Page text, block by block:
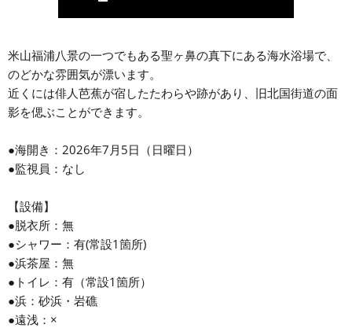
米山福浦八景の一つでもある聖ヶ鼻の真下にある海水浴場で、
のどかな雰囲気が漂います。
近くには俳人芭蕉が宿したたわらや跡があり、旧北国街道の面
影を偲ぶことができます。
●海開き：2026年7月5日（日曜日）
●監視員：なし
【設備】
●脱衣所：無
●シャワー：有(常設1箇所)
●浜茶屋：無
●トイレ：有（常設1箇所）
●浜：砂浜・岩礁
●遠浅：×